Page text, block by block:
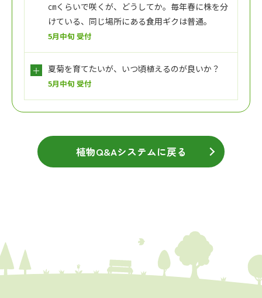
㎝くらいで咲くが、どうしてか。毎年春に株を分
けている、同じ場所にある食用ギクは普通。
5月中旬 受付
夏菊を育てたいが、いつ頃植えるのが良いか？
5月中旬 受付
植物Q&Aシステムに戻る